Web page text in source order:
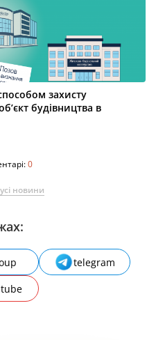
захисту
будівництва в
0
новини
telegram